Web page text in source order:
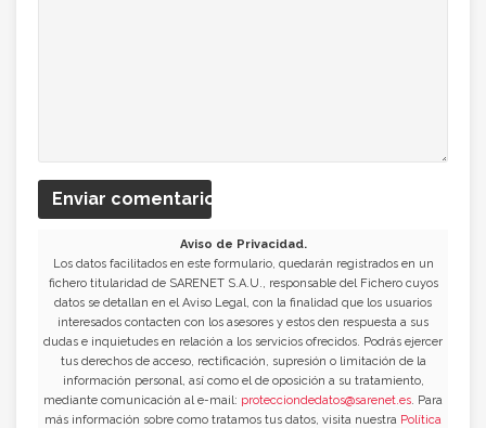
Enviar comentario
Aviso de Privacidad.
Los datos facilitados en este formulario, quedarán registrados en un
fichero titularidad de SARENET S.A.U., responsable del Fichero cuyos
datos se detallan en el Aviso Legal, con la finalidad que los usuarios
interesados contacten con los asesores y estos den respuesta a sus
dudas e inquietudes en relación a los servicios ofrecidos. Podrás ejercer
tus derechos de acceso, rectificación, supresión o limitación de la
información personal, así como el de oposición a su tratamiento,
mediante comunicación al e-mail: protecciondedatos@sarenet.es. Para
más información sobre como tratamos tus datos, visita nuestra Política